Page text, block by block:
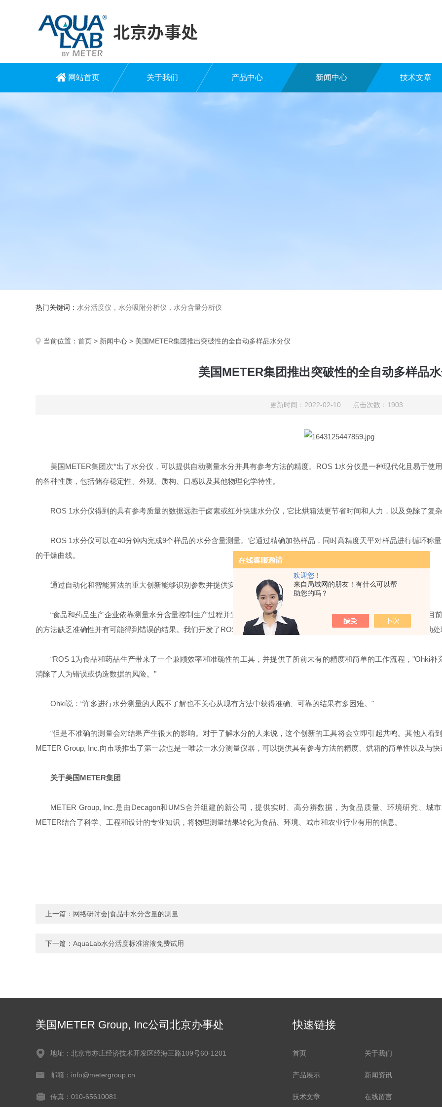
欢迎您！
来自局域网的朋友！有什么可以帮
助您的吗？
网站首页 关于我们 产品中心 新闻中心 技术文章
热门关键词： 水分活度仪，水分吸附分析仪，水分含量分析仪
当前位置： 首页 > 新闻中心 > 美国METER集团推出突破性的全自动多样品水分仪
美国METER集团推出突破性的全自动多样品
更新时间：2022-02-10 点击次数：1903
美国METER集团次*出了水分仪，可以提供自动测量水分并具有参考方法的精度。ROS 1水分仪是一种现代化且易于使
的各种性质，包括储存稳定性、外观、质构、口感以及其他物理化学特性。
ROS 1水分仪得到的具有参考质量的数据远胜于卤素或红外快速水分仪，它比烘箱法更节省时间和人力，以及免除了复
ROS 1水分仪可以在40分钟内完成9个样品的水分含量测量。它通过精确加热样品，同时高精度天平对样品进行循环称
的干燥曲线。
通过自动化和智能算法的重大创新能够识别参数并提供实时可操作的建议帮助食品生产企业。
“食品和药品生产企业依靠测量水分含量控制生产过程并遵守标签和效力要求，" METER集团副总裁 Takuya Ohki说。“目
的方法缺乏准确性并有可能得到错误的结果。我们开发了ROS1 水分仪来解决这一问题，它快速、准确、直观，并可以自动
“ROS 1为食品和药品生产带来了一个兼顾效率和准确性的工具，并提供了所前未有的精度和简单的工作流程，"Ohki补
消除了人为错误或伪造数据的风险。"
Ohki说：“许多进行水分测量的人既不了解也不关心从现有方法中获得准确、可靠的结果有多困难。"
“但是不准确的测量会对结果产生很大的影响。对于了解水分的人来说，这个创新的工具将会立即引起共鸣。其他人看
METER Group, Inc.向市场推出了第一款也是一唯款一水分测量仪器，可以提供具有参考方法的精度、烘箱的简单性以及与
关于美国METER集团
METER Group, Inc.是由Decagon和UMS合并组建的新公司，提供实时、高分辨数据，为食品质量、环境研究、城
METER结合了科学、工程和设计的专业知识，将物理测量结果转化为食品、环境、城市和农业行业有用的信息。
上一篇： 网络研讨会|食品中水分含量的测量
下一篇： AquaLab水分活度标准溶液免费试用
美国METER Group, Inc公司北京办事处
地址：北京市亦庄经济技术开发区经海三路109号60-1201
邮箱：info@metergroup.cn
传真：010-65610081
快速链接
首页 关于我们
产品展示 新闻资讯
技术文章 在线留言